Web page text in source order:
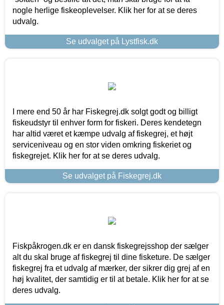
nogle herlige fiskeoplevelser. Klik her for at se deres
udvalg.
Se udvalget på Lystfisk.dk
I mere end 50 år har Fiskegrej.dk solgt godt og billigt
fiskeudstyr til enhver form for fiskeri. Deres kendetegn
har altid været et kæmpe udvalg af fiskegrej, et højt
serviceniveau og en stor viden omkring fiskeriet og
fiskegrejet. Klik her for at se deres udvalg.
Se udvalget på Fiskegrej.dk
Fiskpåkrogen.dk er en dansk fiskegrejsshop der sælger
alt du skal bruge af fiskegrej til dine fisketure. De sælger
fiskegrej fra et udvalg af mærker, der sikrer dig grej af en
høj kvalitet, der samtidig er til at betale. Klik her for at se
deres udvalg.